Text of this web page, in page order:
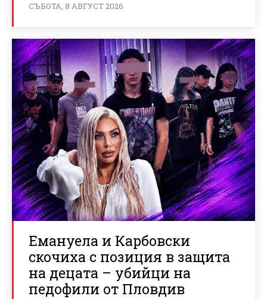
СЪБОТА, 8 АВГУСТ 2026
Емануела и Карбовски
скочиха с позиция в защита
на децата – убийци на
педофили от Пловдив